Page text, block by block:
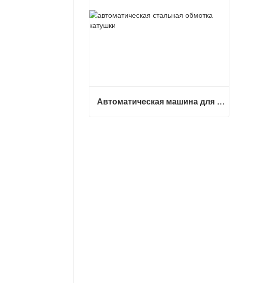
Автоматическая машина для обмотки стальных рулонов